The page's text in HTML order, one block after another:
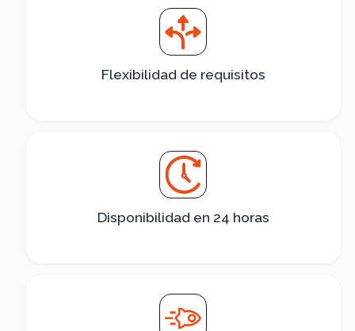
Flexibilidad de requisitos
Disponibilidad en 24 horas